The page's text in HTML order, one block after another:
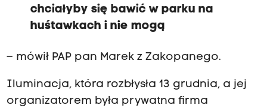
chciałyby się bawić w parku na
huśtawkach i nie mogą
– mówił PAP pan Marek z Zakopanego.
Iluminacja, która rozbłysła 13 grudnia, a jej
organizatorem była prywatna firma